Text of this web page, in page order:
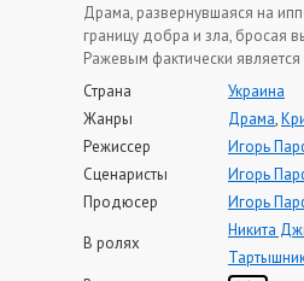
Драма, развернувшаяся на
границу добра и зла, бросая
Ражевым фактически
Страна
Украина
Жанры
Драма,
Режиссер
Игорь
Сценаристы
Игорь
Продюсер
Игорь
В ролях
Никита